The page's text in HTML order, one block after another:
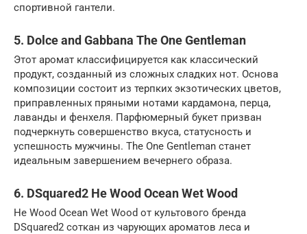
спортивной гантели.
5. Dolce and Gabbana The One Gentleman
Этот аромат классифицируется как классический
продукт, созданный из сложных сладких нот. Основа
композиции состоит из терпких экзотических цветов,
приправленных пряными нотами кардамона, перца,
лаванды и фенхеля. Парфюмерный букет призван
подчеркнуть совершенство вкуса, статусность и
успешность мужчины. The One Gentleman станет
идеальным завершением вечернего образа.
6. DSquared2 He Wood Ocean Wet Wood
He Wood Ocean Wet Wood от культового бренда
DSquared2 соткан из чарующих ароматов леса и